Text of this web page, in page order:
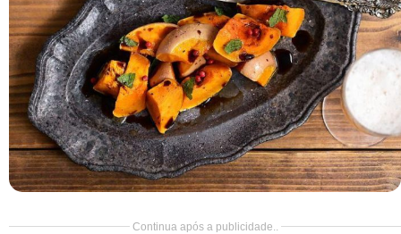
Pão
Salada
Almoço
Cocada
Continua após a publicidade..